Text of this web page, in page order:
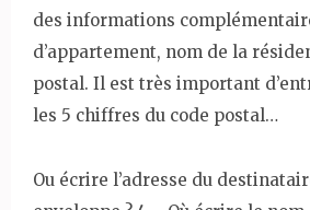
des informations
d’appartement, nom de la
postal. Il est très important
les 5 chiffres du code postal…
Ou écrire l’adresse du